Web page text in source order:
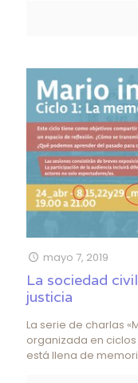
mayo 7, 2019
La sociedad
justicia
La serie de charlas
organizada en ciclos
está llena de